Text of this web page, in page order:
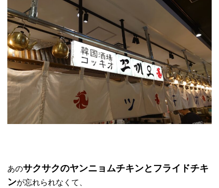
あのサクサクのヤンニョムチキンとフライドチキ
ンが忘れられなくて、